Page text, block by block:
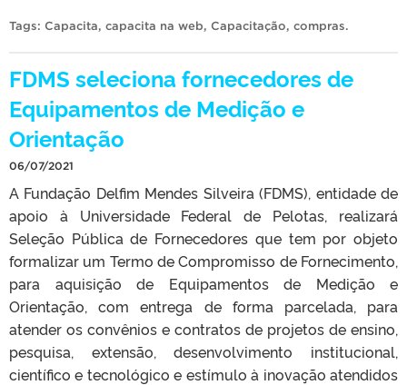
Tags: Capacita, capacita na web, Capacitação, compras.
FDMS seleciona fornecedores de
Equipamentos de Medição e
Orientação
06/07/2021
A Fundação Delfim Mendes Silveira (FDMS), entidade de
apoio à Universidade Federal de Pelotas, realizará
Seleção Pública de Fornecedores que tem por objeto
formalizar um Termo de Compromisso de Fornecimento,
para aquisição de Equipamentos de Medição e
Orientação, com entrega de forma parcelada, para
atender os convênios e contratos de projetos de ensino,
pesquisa, extensão, desenvolvimento institucional,
científico e tecnológico e estímulo à inovação atendidos